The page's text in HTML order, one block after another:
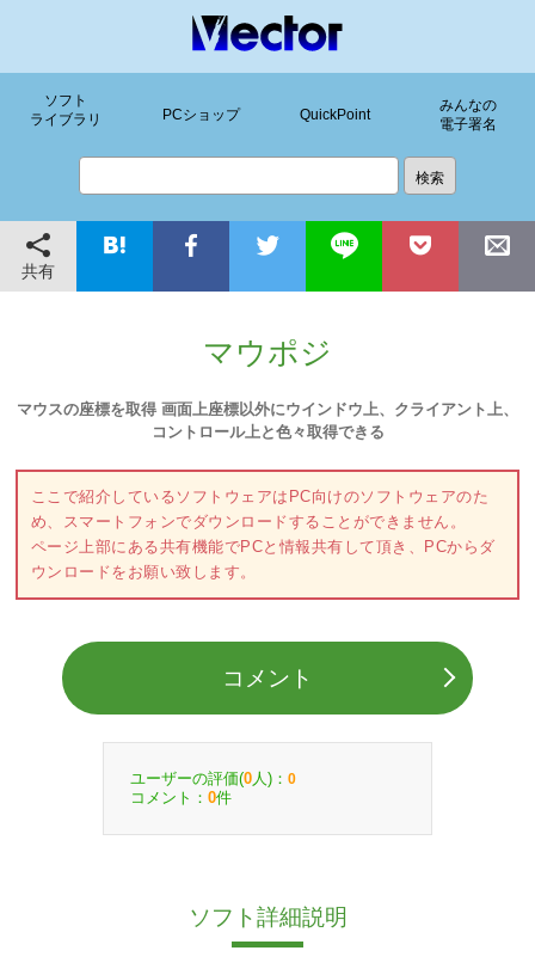
ソフト
ライブラリ
PCショップ QuickPoint
みんなの
電子署名
共有
マウポジ
マウスの座標を取得 画面上座標以外にウインドウ上、クライアント上、
コントロール上と色々取得できる
ここで紹介しているソフトウェアはPC向けのソフトウェアのた
め、スマートフォンでダウンロードすることができません。
ページ上部にある共有機能でPCと情報共有して頂き、PCからダ
ウンロードをお願い致します。
コメント
ユーザーの評価(0 人)： 0
コメント： 0件
ソフト詳細説明